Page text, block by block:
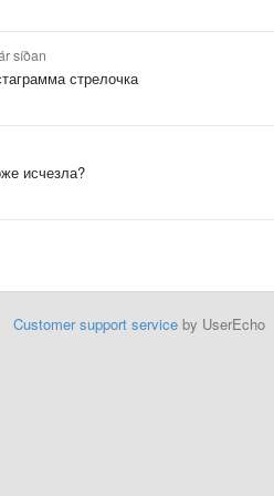
síðan
стрелочка
исчезла?
Customer support serviceby UserEcho